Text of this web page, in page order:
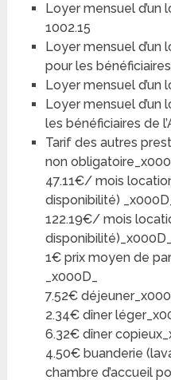
Loyer mensuel
1002.15
Loyer mensuel
pour les bénéficiaires
Loyer mensuel d’un
Loyer mensuel
les bénéficiaires de
Tarif des autres
non
47.11€/ mois
disponibilité) _x000D_
122.19€/ mois
disponibilité)_x000D_
1€ prix moyen de
_x000D_
7.52€
2.34€ dîner
6.32€ dîner
4.50€ buanderie
chambre d’accueil